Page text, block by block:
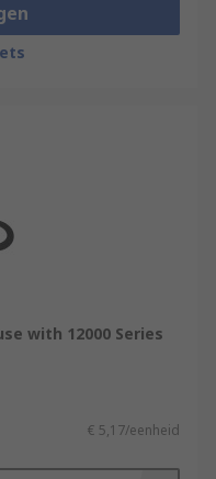
with 12000 Series
€ 5,17/eenheid